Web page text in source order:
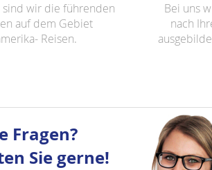
sind wir die führenden
auf dem Gebiet
Reisen.
Bei uns
nach
Fragen?
Sie gerne!